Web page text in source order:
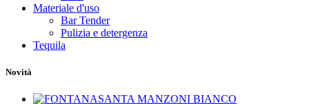
Materiale d'uso
Bar Tender
Pulizia e detergenza
Tequila
Novità